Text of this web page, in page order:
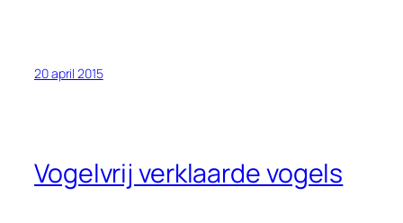
20 april 2015
Vogelvrij verklaarde vogels